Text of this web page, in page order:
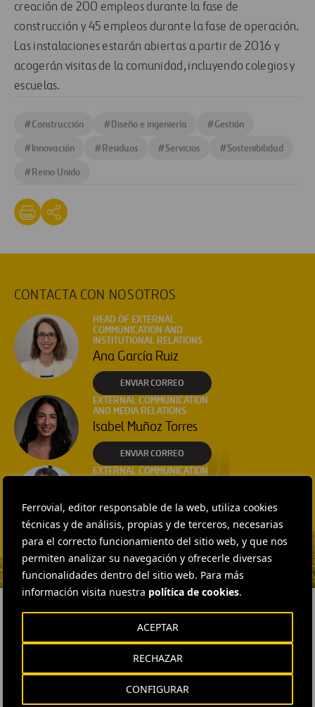
Ferrovial, editor responsable de la web, utiliza cookies
técnicas y de análisis, propias y de terceros, necesarias
para el correcto funcionamiento del sitio web, y que nos
permiten analizar su navegación y ofrecerle diversas
funcionalidades dentro del sitio web. Para más
información visita nuestra política de cookies.
CONFIGURAR
RECHAZAR
ACEPTAR
creación de 200 empleos durante la fase de
construcción y 45 empleos durante la fase de operación.
Las instalaciones estarán abiertas a partir de 2016 y
acogerán visitas de la comunidad, incluyendo colegios y
escuelas.
#Construcción #Diseño e ingeniería #Gestión
#Innovación #Residuos #Servicios #Sostenibilidad
#Reino Unido
CONTACTA CON NOSOTROS
HEAD OF EXTERNAL
COMMUNICATION AND
INSTITUTIONAL RELATIONS
Ana García Ruiz
ENVIAR CORREO
EXTERNAL COMMUNICATION
AND MEDIA RELATIONS
Isabel Muñoz Torres
ENVIAR CORREO
EXTERNAL COMMUNICATION
Vargas
ENVIAR CORREO